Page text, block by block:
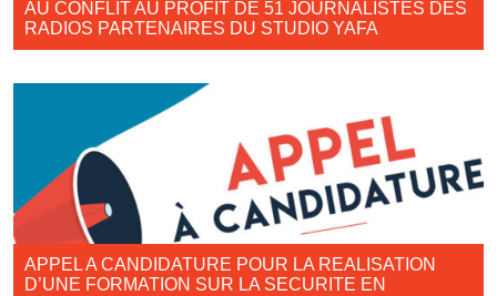
AU CONFLIT AU PROFIT DE 51 JOURNALISTES DES
RADIOS PARTENAIRES DU STUDIO YAFA
APPEL A CANDIDATURE POUR LA REALISATION
D’UNE FORMATION SUR LA SECURITE EN